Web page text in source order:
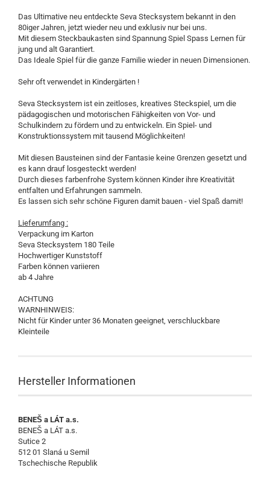
Das Ultimative neu entdeckte Seva Stecksystem bekannt in den
80iger Jahren, jetzt wieder neu und exklusiv nur bei uns.
Mit diesem Steckbaukasten sind Spannung Spiel Spass Lernen für
jung und alt Garantiert.
Das Ideale Spiel für die ganze Familie wieder in neuen Dimensionen.
Sehr oft verwendet in Kindergärten !
Seva Stecksystem ist ein zeitloses, kreatives Steckspiel, um die
pädagogischen und motorischen Fähigkeiten von Vor- und
Schulkindern zu fördern und zu entwickeln. Ein Spiel- und
Konstruktionssystem mit tausend Möglichkeiten!
Mit diesen Bausteinen sind der Fantasie keine Grenzen gesetzt und
es kann drauf losgesteckt werden!
Durch dieses farbenfrohe System können Kinder ihre Kreativität
entfalten und Erfahrungen sammeln.
Es lassen sich sehr schöne Figuren damit bauen - viel Spaß damit!
Lieferumfang :
Verpackung im Karton
Seva Stecksystem 180 Teile
Hochwertiger Kunststoff
Farben können variieren
ab 4 Jahre
ACHTUNG
WARNHINWEIS:
Nicht für Kinder unter 36 Monaten geeignet, verschluckbare
Kleinteile
Hersteller Informationen
BENEŠ a LÁT a.s.
BENEŠ a LÁT a.s.
Sutice 2
512 01 Slaná u Semil
Tschechische Republik